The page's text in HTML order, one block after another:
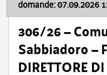
domande: 07.09.2026
306/26 –
Sabbiadoro –
DIRETTORE